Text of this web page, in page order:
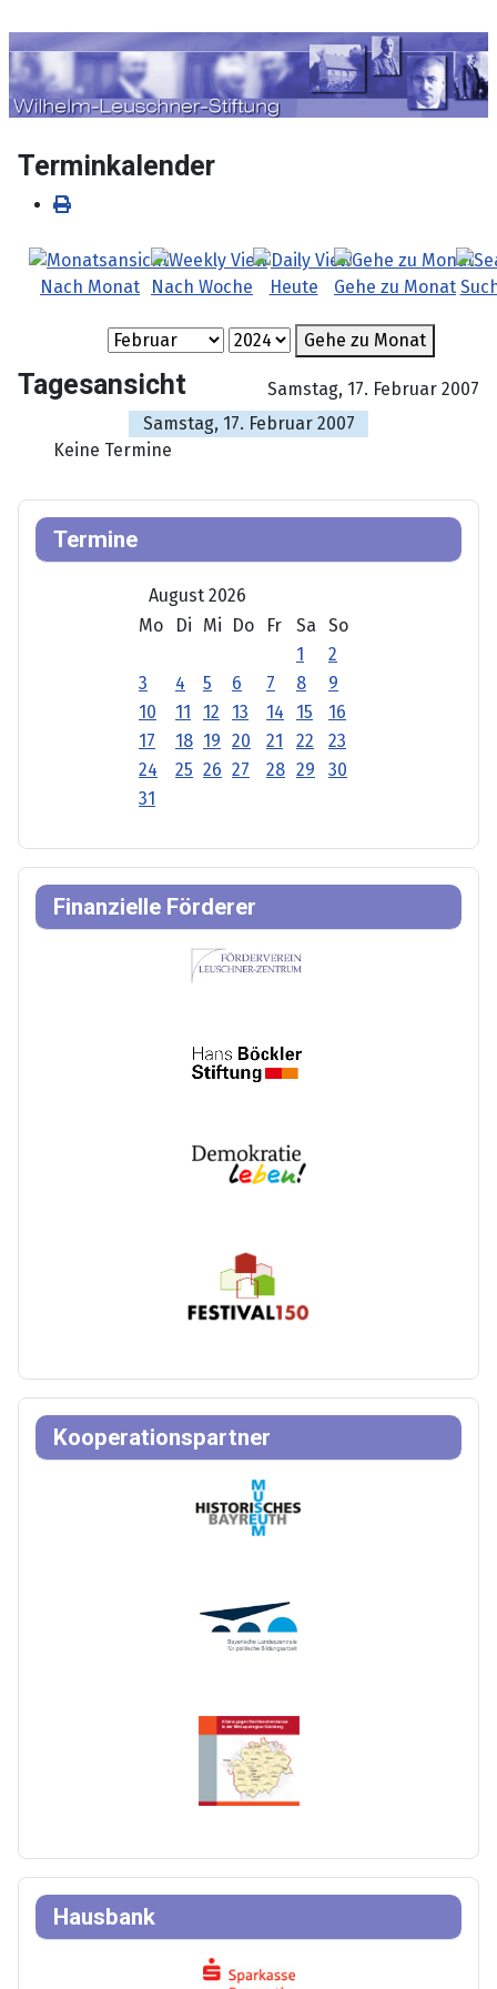
Terminkalender
Nach Monat Nach Woche Heute Gehe zu Monat
Gehe zu Monat
Tagesansicht
Samstag, 17. Februar 2007
Samstag, 17. Februar 2007
Keine Termine
Termine
August 2026
Mo
Di Mi Do Fr Sa
So
1
2
3
4 5 6 7 8
9
10
11 12 13 14 15
16
17
18 19 20 21 22
23
24
25 26 27 28 29
30
31
Finanzielle Förderer
Kooperationspartner
Hausbank